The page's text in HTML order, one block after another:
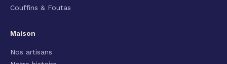
Couffins & Foutas
Maison
Nos artisans